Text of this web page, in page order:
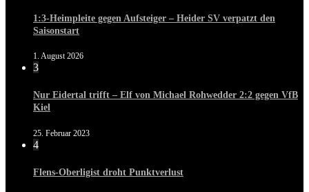
1:3-Heimpleite gegen Aufsteiger – Heider SV verpatzt den
Saisonstart
1. August 2026
3
Nur Eidertal trifft – Elf von Michael Rohwedder 2:2 gegen VfB
Kiel
25. Februar 2023
4
Flens-Oberligist droht Punktverlust